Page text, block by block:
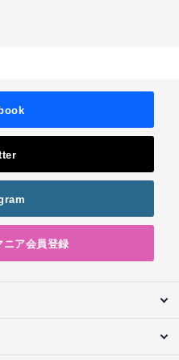
ニア会員登録